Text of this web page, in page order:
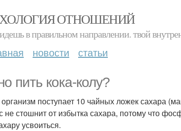
ОТНОШЕНИЙ
в правильном направлении. твой
новости статьи
пить кока-колу?
поступает 10 чайных ложек сахара
не стошнит от избытка сахара, потому что
усвоиться.